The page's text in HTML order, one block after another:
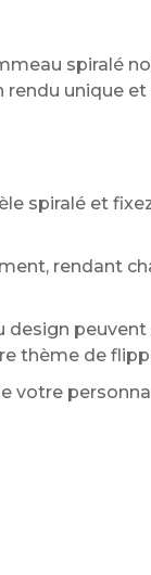
spiralé
unique et
spiralé et
rendant
thème de
votre